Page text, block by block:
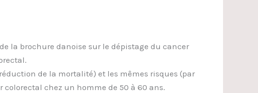
la brochure danoise sur le dépistage du cancer
de la mortalité) et les mêmes risques (par
chez un homme de 50 à 60 ans.